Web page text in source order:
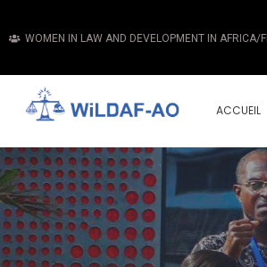
WOMEN IN LAW AND DEVELOPMENT IN AFRICA/
ACCUEIL